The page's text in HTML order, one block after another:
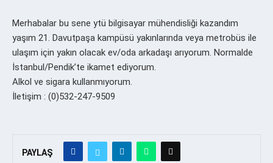
Merhabalar bu sene ytü bilgisayar mühendisliği kazandım
yaşım 21. Davutpaşa kampüsü yakınlarında veya metrobüs ile
ulaşım için yakın olacak ev/oda arkadaşı arıyorum. Normalde
İstanbul/Pendik’te ikamet ediyorum.
Alkol ve sigara kullanmıyorum.
İletişim : (0)532-247-9509
PAYLAŞ